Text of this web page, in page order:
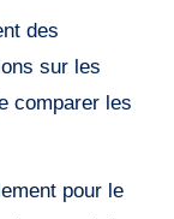
des
sur les
comparer les
pour le